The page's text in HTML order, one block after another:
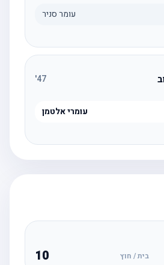
עומר סניר
47
'
עומרי אלטמן
בית / חוץ 10